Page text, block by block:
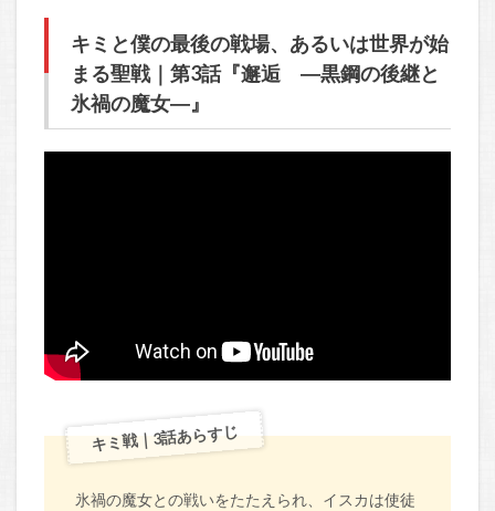
キミと僕の最後の戦場、あるいは世界が始
まる聖戦｜第3話『邂逅 ―黒鋼の後継と
氷禍の魔女―』
キミ戦｜3話あらすじ
氷禍の魔女との戦いをたたえられ、イスカは使徒